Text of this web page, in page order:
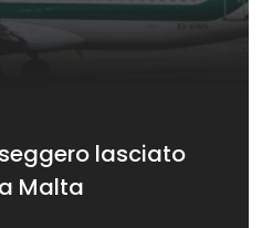
lasciato
Malta